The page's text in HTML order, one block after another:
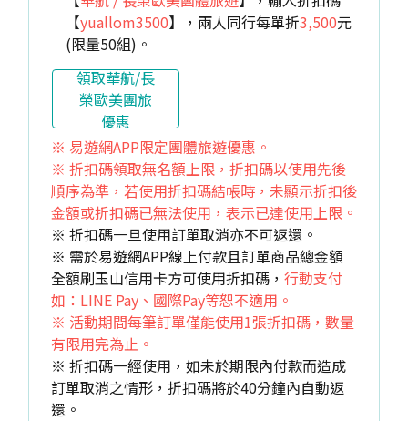
【yuallom3500】，兩人同行每單折3,500元
(限量50組)。
領取華航/長
榮歐美團旅
優惠
※ 易遊網APP限定團體旅遊優惠。
※ 折扣碼領取無名額上限，折扣碼以使用先後
順序為準，若使用折扣碼結帳時，未顯示折扣後
金額或折扣碼已無法使用，表示已達使用上限。
※ 折扣碼一旦使用訂單取消亦不可返還。
※ 需於易遊網APP線上付款且訂單商品總金額
全額刷玉山信用卡方可使用折扣碼， 行動支付
如：LINE Pay、國際Pay等恕不適用。
※ 活動期間每筆訂單僅能使用1張折扣碼，數量
有限用完為止。
※ 折扣碼一經使用，如未於期限內付款而造成
訂單取消之情形，折扣碼將於40分鐘內自動返
還。